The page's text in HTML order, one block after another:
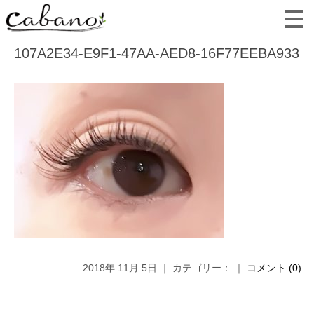
107A2E34-E9F1-47AA-AED8-16F77EEBA933
2018年 11月 5日 ｜ カテゴリー： ｜ コメント (0)